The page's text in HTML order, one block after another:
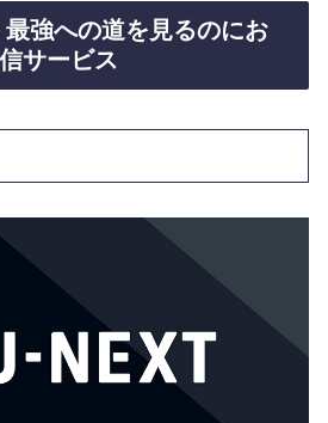
最強への道を見るのにお
サービス